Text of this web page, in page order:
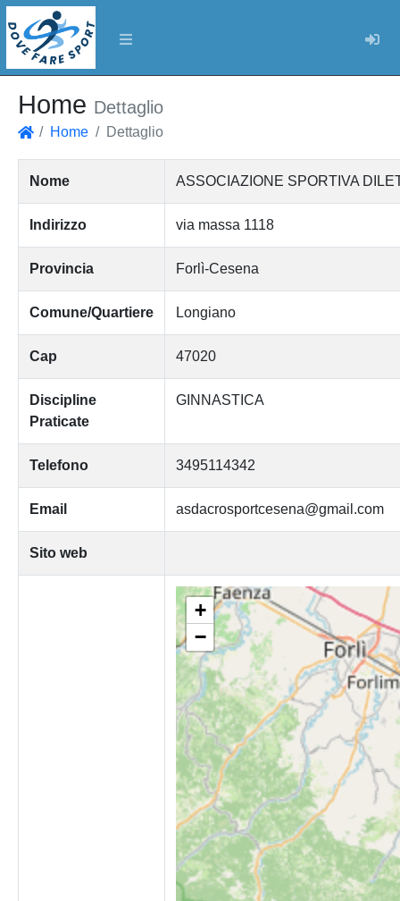
Home Dettaglio
Home Dettaglio
Nome ASSOCIAZIONE SPORTIVA
Indirizzo via massa 1118
Provincia Forlì-Cesena
Comune/Quartiere Longiano
Cap 47020
Discipline
Praticate
GINNASTICA
Telefono 3495114342
Email asdacrosportcesena@gmail.com
Sito web
+
−